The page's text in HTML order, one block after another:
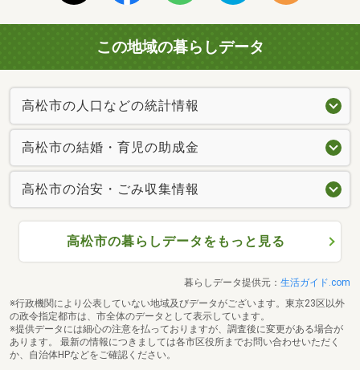
この地域の暮らしデータ
高松市の人口などの統計情報
高松市の結婚・育児の助成金
高松市の治安・ごみ収集情報
高松市の暮らしデータをもっと見る
暮らしデータ提供元： 生活ガイド.com
※行政機関により公表していない地域及びデータがございます。東京23区以外
の政令指定都市は、市全体のデータとして表示しています。
※提供データには細心の注意を払っておりますが、調査後に変更がある場合が
あります。 最新の情報につきましては各市区役所までお問い合わせいただく
か、自治体HPなどをご確認ください。